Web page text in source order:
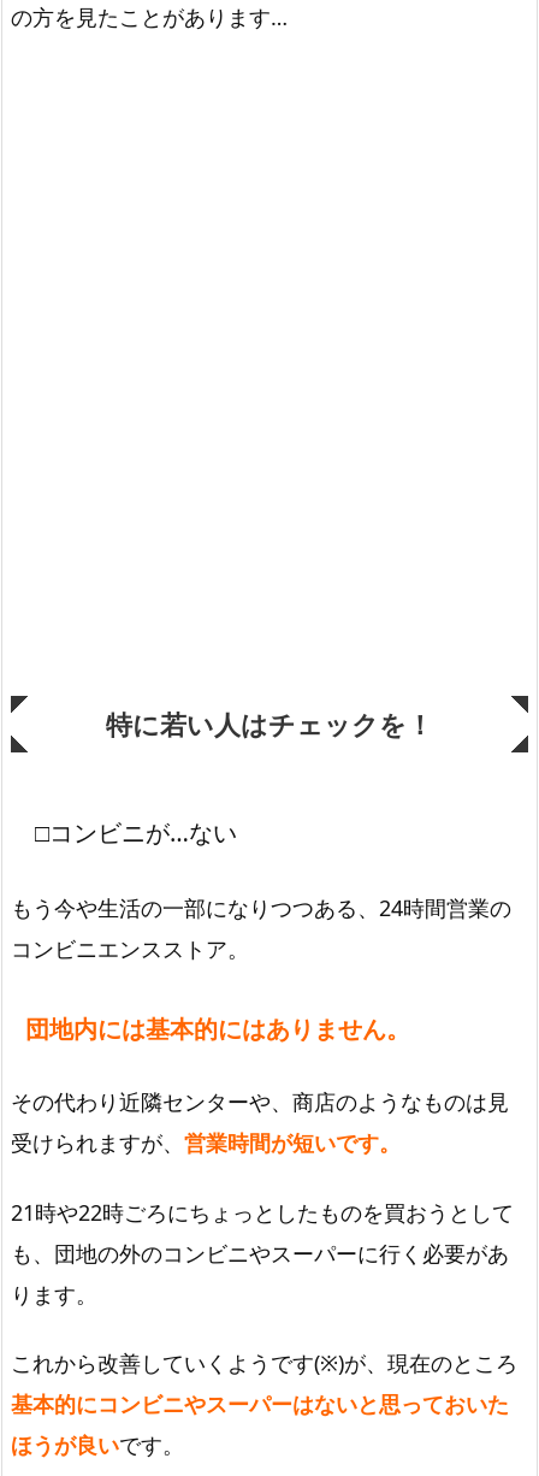
の方を見たことがあります…
特に若い人はチェックを！
□コンビニが…ない
もう今や生活の一部になりつつある、24時間営業の
コンビニエンスストア。
団地内には基本的にはありません。
その代わり近隣センターや、商店のようなものは見
受けられますが、 営業時間が短いです。
21時や22時ごろにちょっとしたものを買おうとして
も、団地の外のコンビニやスーパーに行く必要があ
ります。
これから改善していくようです(※)が、現在のところ
基本的にコンビニやスーパーはないと思っておいた
ほうが良いです。